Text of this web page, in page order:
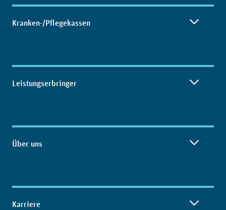
Kranken-/Pflegekassen
Leistungserbringer
Über uns
Karriere